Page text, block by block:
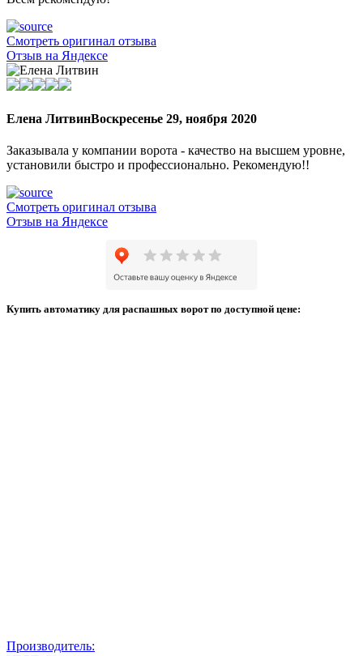
Смотреть оригинал отзыва
Отзыв на Яндексе
Елена ЛитвинВоскресенье 29, ноября 2020
Заказывала у компании ворота - качество на высшем уровне,
установили быстро и профессионально. Рекомендую!!
Смотреть оригинал отзыва
Отзыв на Яндексе
Купить автоматику для распашных ворот по доступной цене:
Производитель: